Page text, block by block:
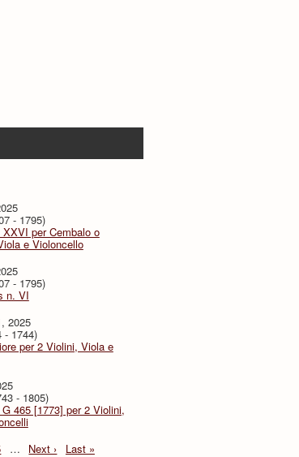
- 1795)
per Cembalo o
e Violoncello
- 1795)
n. VI
2025
- 1744)
per 2 Violini, Viola e
- 1805)
465 [1773] per 2 Violini,
… Next ›
Last »